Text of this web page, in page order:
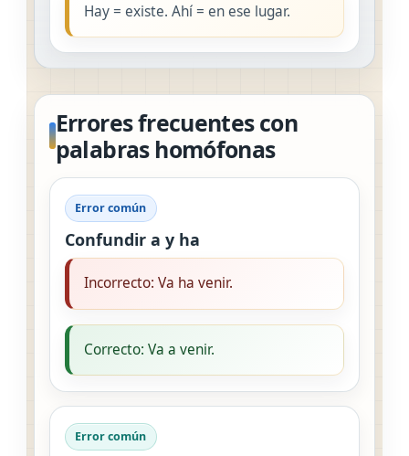
Hay = existe. Ahí = en ese lugar.
Errores frecuentes con
palabras homófonas
Error común
Confundir a y ha
Incorrecto: Va ha venir.
Correcto: Va a venir.
Error común